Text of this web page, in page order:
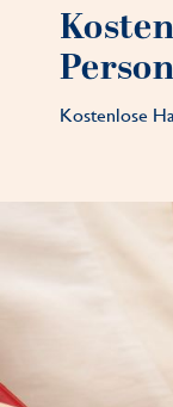
Kostenlose